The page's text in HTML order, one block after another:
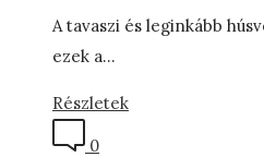
A tavaszi és leginkább
ezek a…
Részletek
0